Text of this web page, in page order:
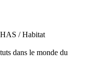
/ Habitat
dans le monde du